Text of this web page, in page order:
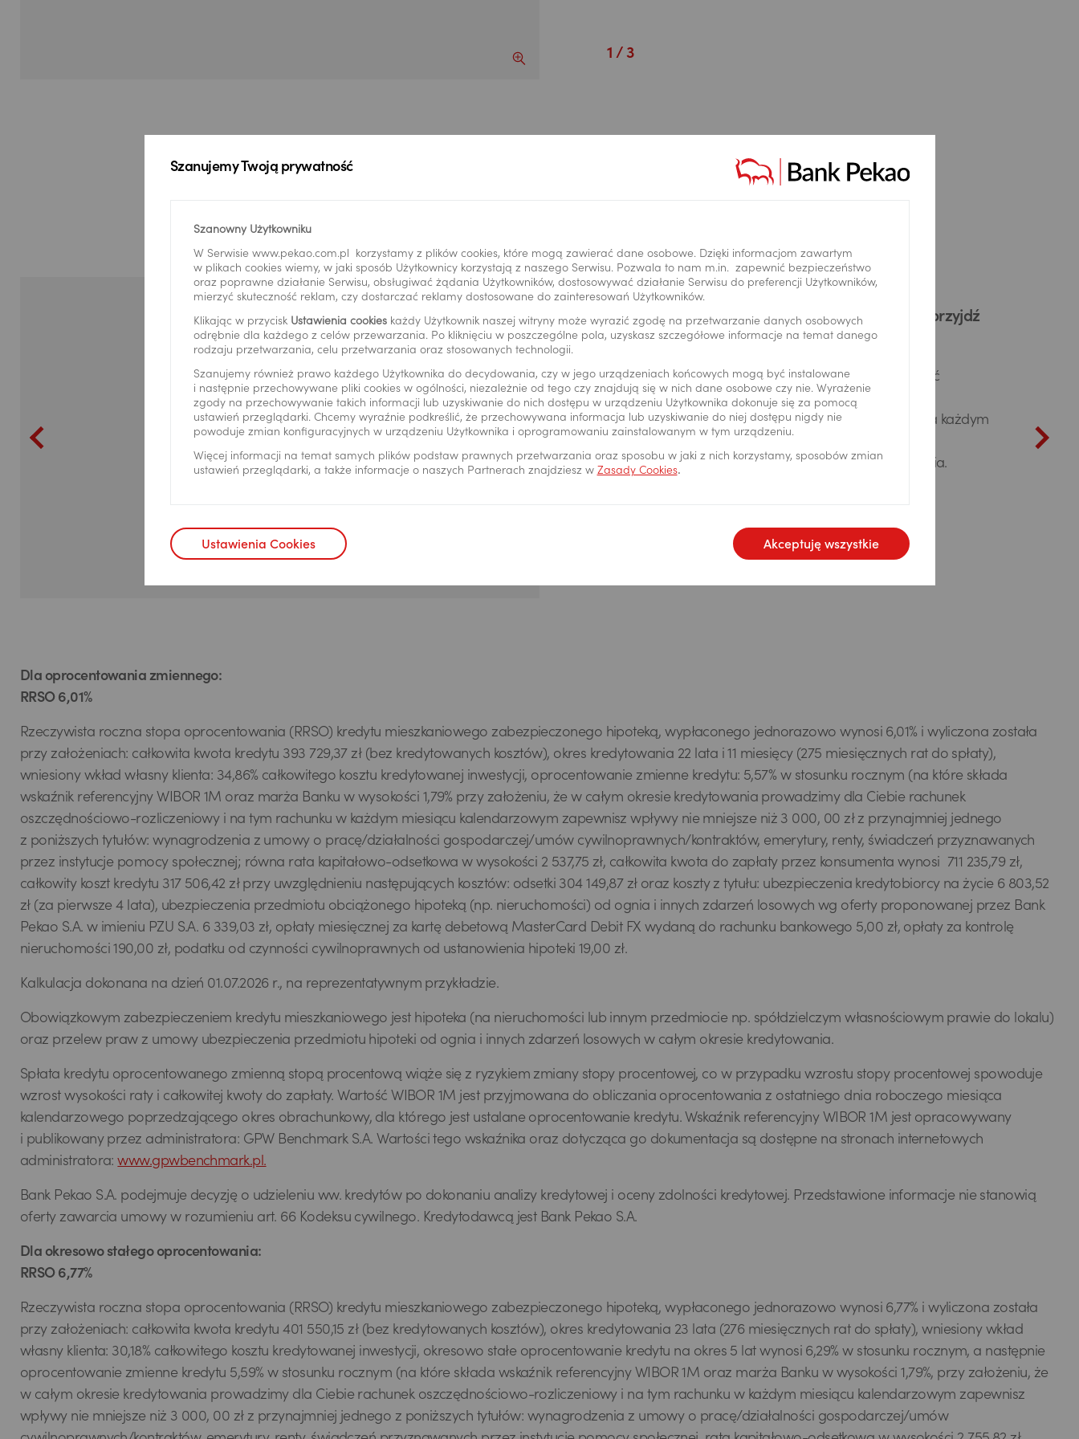
Powiększ obraz slajdu
1 / 3
1. Zadzwoń na naszą infolinię 22 591 22 32 lub przyjdź
do oddziału
Specjalista hipoteczny banku oszacuje Twoją zdolność
kredytową oraz pomoże Ci wybrać najlepszą ofertę i
wypełnić dokumenty. Będzie też Twoim wsparciem na każdym
etapie ubiegania się o kredyt. Wzory potrzebnych
dokumentów znajdziesz poniżej w plikach do pobrania.
Dla oprocentowania zmiennego:
RRSO 6,01%
Rzeczywista roczna stopa oprocentowania (RRSO) kredytu mieszkaniowego zabezpieczonego hipoteką, wypłaconego jednorazowo wynosi 6,01% i wyliczona została
przy założeniach: całkowita kwota kredytu 393 729,37 zł (bez kredytowanych kosztów), okres kredytowania 22 lata i 11 miesięcy (275 miesięcznych rat do spłaty),
wniesiony wkład własny klienta: 34,86% całkowitego kosztu kredytowanej inwestycji, oprocentowanie zmienne kredytu: 5,57% w stosunku rocznym (na które składa
wskaźnik referencyjny WIBOR 1M oraz marża Banku w wysokości 1,79% przy założeniu, że w całym okresie kredytowania prowadzimy dla Ciebie rachunek
oszczędnościowo-rozliczeniowy i na tym rachunku w każdym miesiącu kalendarzowym zapewnisz wpływy nie mniejsze niż 3 000, 00 zł z przynajmniej jednego
z poniższych tytułów: wynagrodzenia z umowy o pracę/działalności gospodarczej/umów cywilnoprawnych/kontraktów, emerytury, renty, świadczeń przyznawanych
przez instytucje pomocy społecznej; równa rata kapitałowo-odsetkowa w wysokości 2 537,75 zł, całkowita kwota do zapłaty przez konsumenta wynosi 711 235,79 zł,
całkowity koszt kredytu 317 506,42 zł przy uwzględnieniu następujących kosztów: odsetki 304 149,87 zł oraz koszty z tytułu: ubezpieczenia kredytobiorcy na życie 6 803,52
zł (za pierwsze 4 lata), ubezpieczenia przedmiotu obciążonego hipoteką (np. nieruchomości) od ognia i innych zdarzeń losowych wg oferty proponowanej przez Bank
Pekao S.A. w imieniu PZU S.A. 6 339,03 zł, opłaty miesięcznej za kartę debetową MasterCard Debit FX wydaną do rachunku bankowego 5,00 zł, opłaty za kontrolę
nieruchomości 190,00 zł, podatku od czynności cywilnoprawnych od ustanowienia hipoteki 19,00 zł.
Kalkulacja dokonana na dzień 01.07.2026 r., na reprezentatywnym przykładzie.
Obowiązkowym zabezpieczeniem kredytu mieszkaniowego jest hipoteka (na nieruchomości lub innym przedmiocie np. spółdzielczym własnościowym prawie do lokalu)
oraz przelew praw z umowy ubezpieczenia przedmiotu hipoteki od ognia i innych zdarzeń losowych w całym okresie kredytowania.
Spłata kredytu oprocentowanego zmienną stopą procentową wiąże się z ryzykiem zmiany stopy procentowej, co w przypadku wzrostu stopy procentowej spowoduje
wzrost wysokości raty i całkowitej kwoty do zapłaty. Wartość WIBOR 1M jest przyjmowana do obliczania oprocentowania z ostatniego dnia roboczego miesiąca
kalendarzowego poprzedzającego okres obrachunkowy, dla którego jest ustalane oprocentowanie kredytu. Wskaźnik referencyjny WIBOR 1M jest opracowywany
i publikowany przez administratora: GPW Benchmark S.A. Wartości tego wskaźnika oraz dotycząca go dokumentacja są dostępne na stronach internetowych
administratora:www.gpwbenchmark.pl.
Bank Pekao S.A. podejmuje decyzję o udzieleniu ww. kredytów po dokonaniu analizy kredytowej i oceny zdolności kredytowej. Przedstawione informacje nie stanowią
oferty zawarcia umowy w rozumieniu art. 66 Kodeksu cywilnego. Kredytodawcą jest Bank Pekao S.A.
Dla okresowo stałego oprocentowania:
RRSO 6,77%
Rzeczywista roczna stopa oprocentowania (RRSO) kredytu mieszkaniowego zabezpieczonego hipoteką, wypłaconego jednorazowo wynosi 6,77% i wyliczona została
przy założeniach: całkowita kwota kredytu 401 550,15 zł (bez kredytowanych kosztów), okres kredytowania 23 lata (276 miesięcznych rat do spłaty), wniesiony wkład
własny klienta: 30,18% całkowitego kosztu kredytowanej inwestycji, okresowo stałe oprocentowanie kredytu na okres 5 lat wynosi 6,29% w stosunku rocznym, a następnie
oprocentowanie zmienne kredytu 5,59% w stosunku rocznym (na które składa wskaźnik referencyjny WIBOR 1M oraz marża Banku w wysokości 1,79%, przy założeniu, że
w całym okresie kredytowania prowadzimy dla Ciebie rachunek oszczędnościowo-rozliczeniowy i na tym rachunku w każdym miesiącu kalendarzowym zapewnisz
wpływy nie mniejsze niż 3 000, 00 zł z przynajmniej jednego z poniższych tytułów: wynagrodzenia z umowy o pracę/działalności gospodarczej/umów
Szanujemy Twoją prywatność
Szanowny Użytkowniku
W Serwisie www.pekao.com.pl korzystamy z plików cookies, które mogą zawierać dane osobowe. Dzięki informacjom zawartym
w plikach cookies wiemy, w jaki sposób Użytkownicy korzystają z naszego Serwisu. Pozwala to nam m.in. zapewnić bezpieczeństwo
oraz poprawne działanie Serwisu, obsługiwać żądania Użytkowników, dostosowywać działanie Serwisu do preferencji Użytkowników,
mierzyć skuteczność reklam, czy dostarczać reklamy dostosowane do zainteresowań Użytkowników.
Klikając w przycisk Ustawienia cookies każdy Użytkownik naszej witryny może wyrazić zgodę na przetwarzanie danych osobowych
odrębnie dla każdego z celów przewarzania. Po kliknięciu w poszczególne pola, uzyskasz szczegółowe informacje na temat danego
rodzaju przetwarzania, celu przetwarzania oraz stosowanych technologii.
Szanujemy również prawo każdego Użytkownika do decydowania, czy w jego urządzeniach końcowych mogą być instalowane
i następnie przechowywane pliki cookies w ogólności, niezależnie od tego czy znajdują się w nich dane osobowe czy nie. Wyrażenie
zgody na przechowywanie takich informacji lub uzyskiwanie do nich dostępu w urządzeniu Użytkownika dokonuje się za pomocą
ustawień przeglądarki. Chcemy wyraźnie podkreślić, że przechowywana informacja lub uzyskiwanie do niej dostępu nigdy nie
powoduje zmian konfiguracyjnych w urządzeniu Użytkownika i oprogramowaniu zainstalowanym w tym urządzeniu.
Więcej informacji na temat samych plików podstaw prawnych przetwarzania oraz sposobu w jaki z nich korzystamy, sposobów zmian
ustawień przeglądarki, a także informacje o naszych Partnerach znajdziesz w Zasady Cookies.
Ustawienia Cookies Akceptuję wszystkie